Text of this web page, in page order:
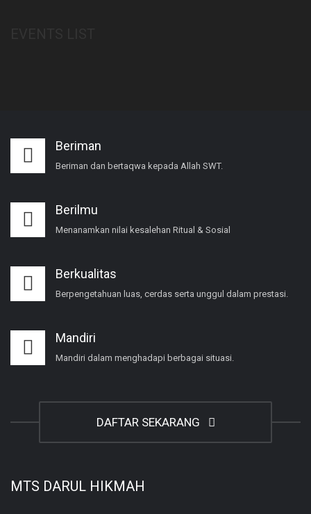
Beriman
Beriman dan bertaqwa kepada Allah SWT.
Berilmu
Menanamkan nilai kesalehan Ritual & Sosial
Berkualitas
Berpengetahuan luas, cerdas serta unggul dalam prestasi.
Mandiri
Mandiri dalam menghadapi berbagai situasi.
DAFTAR SEKARANG
MTS DARUL HIKMAH